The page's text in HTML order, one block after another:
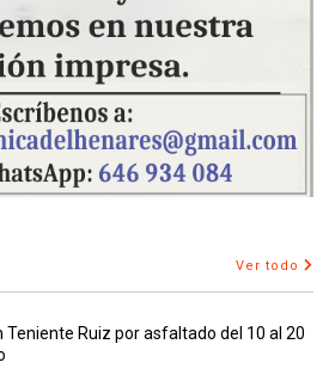
Ver todo
Teniente Ruiz por asfaltado del 10 al 20